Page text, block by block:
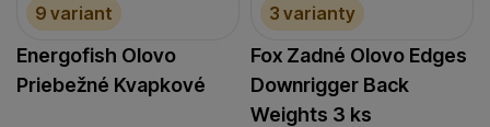
9 variant
Energofish Olovo
Priebežné Kvapkové
3 varianty
Fox Zadné Olovo Edges
Downrigger Back
Weights 3 ks